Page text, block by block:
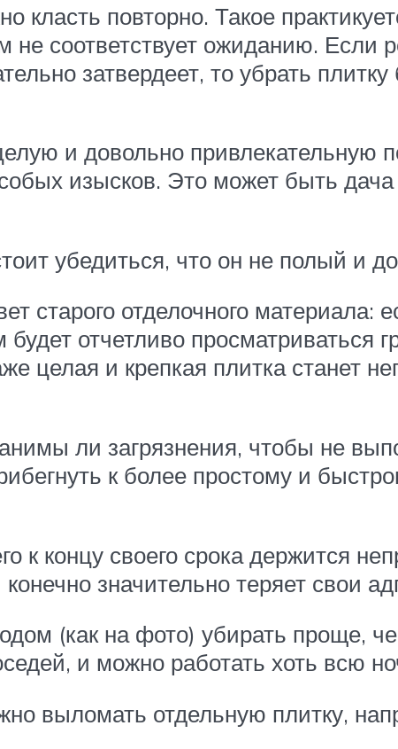
класть повторно. Такое
не соответствует ожиданию. Если
затвердеет, то убрать
и довольно привлекательную
изысков. Это может быть дача
убедиться, что он не полый и
старого отделочного
будет отчетливо
целая и крепкая плитка станет
ли загрязнения, чтобы не
к более простому и
к концу своего срока держится
значительно теряет свои
(как на фото) убирать проще,
и можно работать хоть всю
выломать отдельную плитку,